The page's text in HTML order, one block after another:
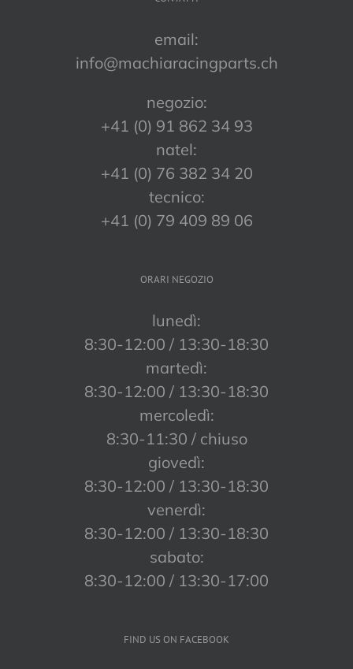
email:
info@machiaracingparts.ch
negozio:
+41 (0) 91 862 34 93
natel:
+41 (0) 76 382 34 20
tecnico:
+41 (0) 79 409 89 06
ORARI NEGOZIO
lunedì:
8:30-12:00 / 13:30-18:30
martedì:
8:30-12:00 / 13:30-18:30
mercoledì:
8:30-11:30 / chiuso
giovedì:
8:30-12:00 / 13:30-18:30
venerdì:
8:30-12:00 / 13:30-18:30
sabato:
8:30-12:00 / 13:30-17:00
FIND US ON FACEBOOK